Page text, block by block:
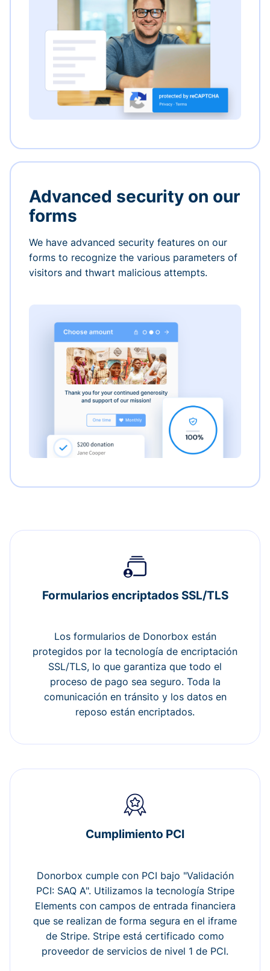
Advanced security on our
forms
We have advanced security features on our
forms to recognize the various parameters of
visitors and thwart malicious attempts.
Formularios encriptados SSL/TLS
Los formularios de Donorbox están
protegidos por la tecnología de encriptación
SSL/TLS, lo que garantiza que todo el
proceso de pago sea seguro. Toda la
comunicación en tránsito y los datos en
reposo están encriptados.
Cumplimiento PCI
Donorbox cumple con PCI bajo "Validación
PCI: SAQ A". Utilizamos la tecnología Stripe
Elements con campos de entrada financiera
que se realizan de forma segura en el iframe
de Stripe. Stripe está certificado como
proveedor de servicios de nivel 1 de PCI.